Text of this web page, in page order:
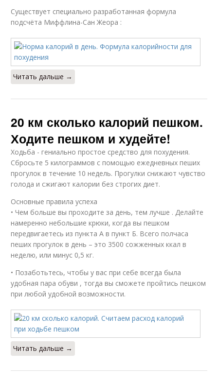
Существует специально разработанная формула
подсчёта Миффлина-Сан Жеора :
Читать дальше →
20 км сколько калорий пешком.
Ходите пешком и худейте!
Ходьба - гениально простое средство для похудения.
Сбросьте 5 килограммов с помощью ежедневных пеших
прогулок в течение 10 недель. Прогулки снижают чувство
голода и сжигают калории без строгих диет.
Основные правила успеха
• Чем больше вы проходите за день, тем лучше . Делайте
намеренно небольшие крюки, когда вы пешком
передвигаетесь из пункта А в пункт Б. Всего полчаса
пеших прогулок в день – это 3500 сожженных ккал в
неделю, или минус 0,5 кг.
• Позаботьтесь, чтобы у вас при себе всегда была
удобная пара обуви , тогда вы сможете пройтись пешком
при любой удобной возможности.
Читать дальше →